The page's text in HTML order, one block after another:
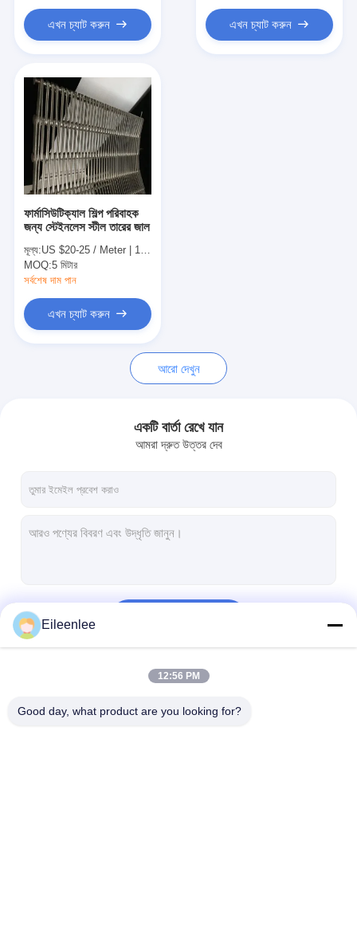
সব ক্ষেত্রেই
স্টেইনলেস স্টীল জাল বেল্ট
সর্পিল তারের জাল
উচ্চ তাপমাত্রা তারের জাল
খাদ্য জাল বেল্ট
মৌচাক পরিবাহক বেল্ট
পরিবাহক চেইন প্লেট
সোলার ফটোভোলটাইক মেশ বেল্ট
এখন চ্যাট করুন এখন চ্যাট করুন
ফার্মাসিউটিক্যাল শিল্প পরিবাহক
জন্য স্টেইনলেস স্টীল তারের জাল
মূল্য:US $20-25 / Meter | 1 Meter (Min. Order)
MOQ:5 মিটার
সর্বশেষ দাম পান
এখন চ্যাট করুন
আরো দেখুন
একটি বার্তা রেখে যান
আমরা দ্রুত উত্তর দেব
Eileenlee
12:56 PM
Good day, what product are you looking for?